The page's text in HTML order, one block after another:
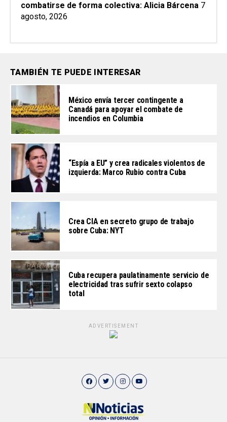
combatirse de forma colectiva: Alicia Bárcena 7
agosto, 2026
TAMBIÉN TE PUEDE INTERESAR
México envía tercer contingente a
Canadá para apoyar el combate de
incendios en Columbia
“Espía a EU” y crea radicales violentos de
izquierda: Marco Rubio contra Cuba
Crea CIA en secreto grupo de trabajo
sobre Cuba: NYT
Cuba recupera paulatinamente servicio de
electricidad tras sufrir sexto colapso
total
ADVERTISEMENT